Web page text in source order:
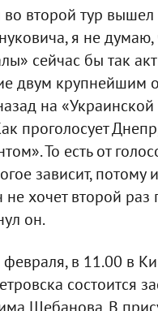
второй тур вышел
я не думаю,
сейчас бы так
двум крупнейшим
на
проголосует
То есть от
зависит, потому
хочет второй раз
он.
февраля, в 11.00 в
состоится
Шебанова. В